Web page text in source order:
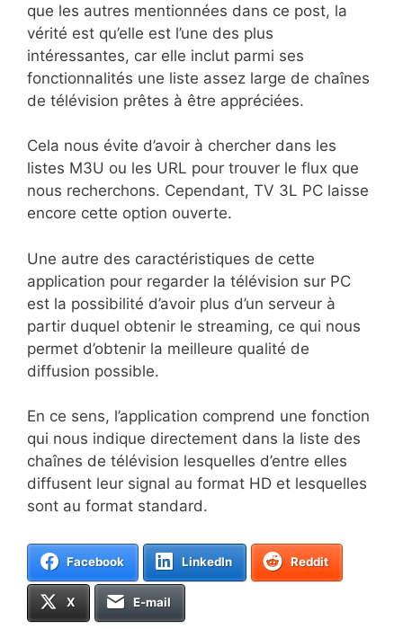
que les autres mentionnées dans ce post, la
vérité est qu’elle est l’une des plus
intéressantes, car elle inclut parmi ses
fonctionnalités une liste assez large de chaînes
de télévision prêtes à être appréciées.
Cela nous évite d’avoir à chercher dans les
listes M3U ou les URL pour trouver le flux que
nous recherchons. Cependant, TV 3L PC laisse
encore cette option ouverte.
Une autre des caractéristiques de cette
application pour regarder la télévision sur PC
est la possibilité d’avoir plus d’un serveur à
partir duquel obtenir le streaming, ce qui nous
permet d’obtenir la meilleure qualité de
diffusion possible.
En ce sens, l’application comprend une fonction
qui nous indique directement dans la liste des
chaînes de télévision lesquelles d’entre elles
diffusent leur signal au format HD et lesquelles
sont au format standard.
Facebook LinkedIn Reddit
X E-mail